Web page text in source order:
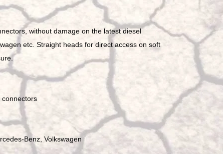
Suchergebnis
gelangen.
Benutzer
Touchgeräten
können
Touch-
without damage on the latest diesel
etc. Straight heads for direct access on soft
Benz, Volkswagen